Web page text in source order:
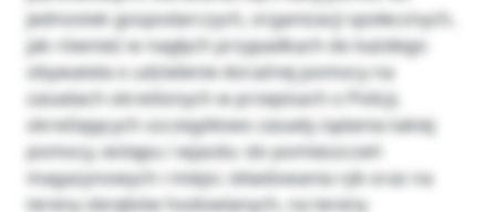
jednostek gospodarczych, organizacji społecznych,
jak również w nagłych przypadkach do każdego
obywatela o udzielenie doraźnej pomocy na
zasadach określonych w przepisach o Policji,
określających szczegółowo zasady żądania takiej
pomocy, wstępu i wjazdu: do pomieszczeń
magazynowych i miejsc składowania ryb oraz na
tereny obrębów hodowlanych, na tereny